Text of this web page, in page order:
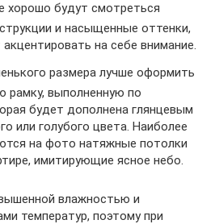
хорошо будут смотреться
и насыщенные оттенки,
на себе внимание.
размера лучше оформить
рамку, выполненную по
будет дополнена глянцевым
или голубого цвета. Наиболее
на фото натяжные потолки
имитирующие ясное небо.
влажностью и
температур, поэтому при